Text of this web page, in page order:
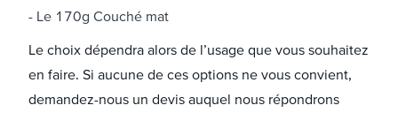
Le 170g Couché mat
Le choix dépendra alors de l’usage que vous souhaitez
en faire. Si aucune de ces options ne vous convient,
demandez-nous un devis auquel nous répondrons